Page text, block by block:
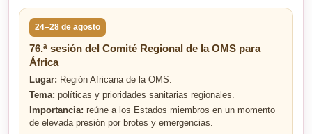
24–28 de agosto
76.ª sesión del Comité Regional de la OMS para
África
Lugar: Región Africana de la OMS.
Tema: políticas y prioridades sanitarias regionales.
Importancia: reúne a los Estados miembros en un momento
de elevada presión por brotes y emergencias.